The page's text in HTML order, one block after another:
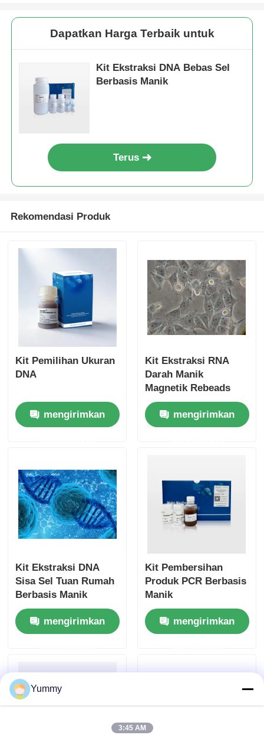
Dapatkan Harga Terbaik untuk
Kit Ekstraksi DNA Bebas Sel
Berbasis Manik
Terus
Rekomendasi Produk
Kit Pemilihan Ukuran
DNA
mengirimkan
Kit Ekstraksi RNA
Darah Manik
Magnetik Rebeads
mengirimkan
Kit Ekstraksi DNA
Sisa Sel Tuan Rumah
Berbasis Manik
mengirimkan
Kit Pembersihan
Produk PCR Berbasis
Manik
mengirimkan
Yummy
3:45 AM